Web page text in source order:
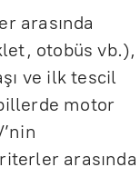
arasında
otobüs vb.),
ve ilk tescil
motor
arasında